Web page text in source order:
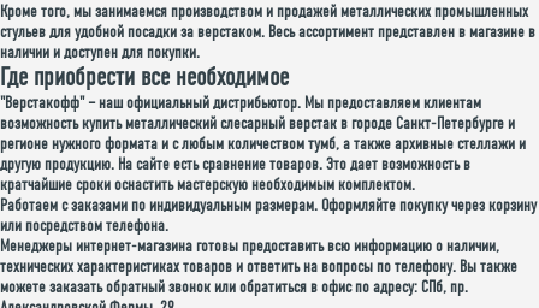
Кроме того, мы занимаемся производством и продажей металлических промышленных
стульев для удобной посадки за верстаком. Весь ассортимент представлен в магазине в
наличии и доступен для покупки.
Где приобрести все необходимое
"Верстакофф" – наш официальный дистрибьютор. Мы предоставляем клиентам
возможность купить металлический слесарный верстак в городе Санкт-Петербурге и
регионе нужного формата и с любым количеством тумб, а также архивные стеллажи и
другую продукцию. На сайте есть сравнение товаров. Это дает возможность в
кратчайшие сроки оснастить мастерскую необходимым комплектом.
Работаем с заказами по индивидуальным размерам. Оформляйте покупку через корзину
или посредством телефона.
Менеджеры интернет-магазина готовы предоставить всю информацию о наличии,
технических характеристиках товаров и ответить на вопросы по телефону. Вы также
можете заказать обратный звонок или обратиться в офис по адресу: СПб, пр.